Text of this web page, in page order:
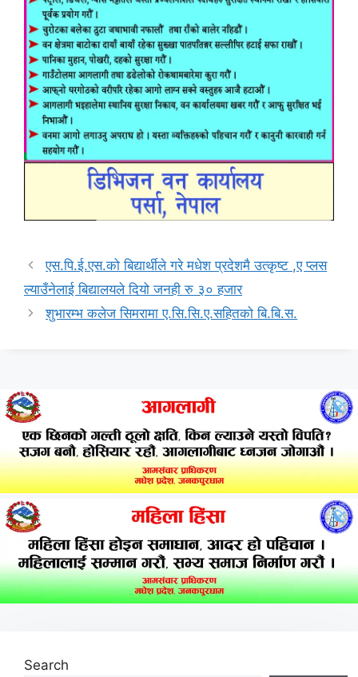
एस.पि.ई.एस.को बिद्यार्थीले गरे मधेश प्रदेशमै उत्कृष्ट ,ए प्लस
ल्याउँनेलाई बिद्यालयले दियो जनही रु ३० हजार
शुभारम्भ कलेज सिमरामा ए.सि.सि.ए.सहितको बि.बि.स.
Search